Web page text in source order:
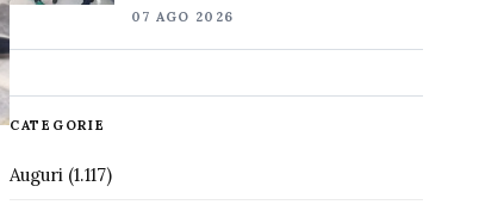
07 AGO 2026
CATEGORIE
Auguri(1.117)